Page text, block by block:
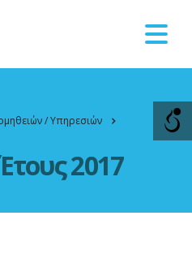
11124/ Υπηρεσιών
2017